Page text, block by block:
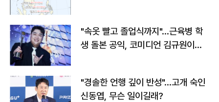
"속옷 빨고 졸업식까지"…근육병 학
생 돌본 공익, 코미디언 김규원이었
"경솔한 언행 깊이 반성"…고개 숙인
신동엽, 무슨 일이길래?